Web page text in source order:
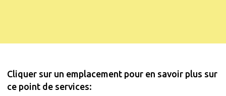
Cliquer sur un emplacement pour en savoir plus sur
ce point de services: